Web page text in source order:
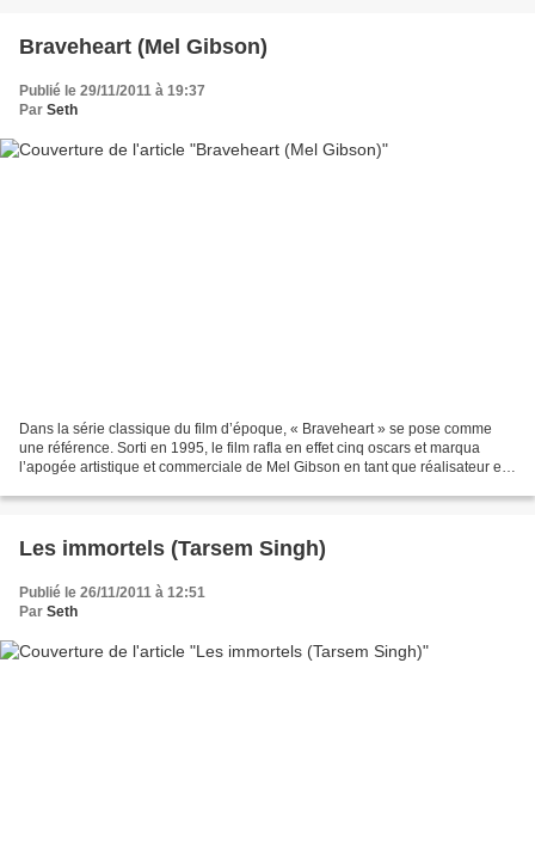
Braveheart (Mel Gibson)
Publié le 29/11/2011 à 19:37
Par Seth
Dans la série classique du film d’époque, « Braveheart » se pose comme
une référence. Sorti en 1995, le film rafla en effet cinq oscars et marqua
l’apogée artistique et commerciale de Mel Gibson en tant que réalisateur et
Les immortels (Tarsem Singh)
Publié le 26/11/2011 à 12:51
Par Seth